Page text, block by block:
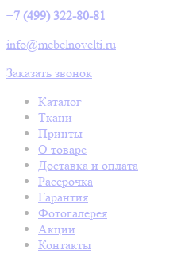
+7 (499) 322-80-81
info@mebelnovelti.ru
Заказать звонок
Каталог
Ткани
Принты
О товаре
Доставка и оплата
Рассрочка
Гарантия
Фотогалерея
Акции
Контакты